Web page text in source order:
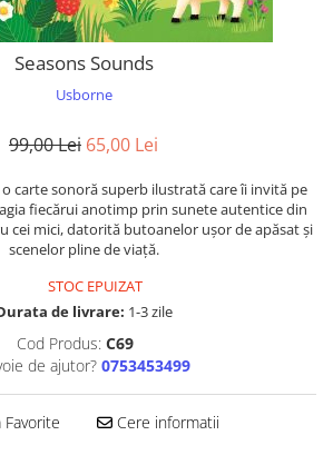
Seasons Sounds
Usborne
99,00 Lei 65,00 Lei
carte sonoră superb ilustrată care îi invită pe
fiecărui anotimp prin sunete autentice din
cei mici, datorită butoanelor ușor de apăsat și
scenelor pline de viață.
STOC EPUIZAT
de livrare: 1-3 zile
Cod Produs: C69
de ajutor? 0753453499
Cere informatii